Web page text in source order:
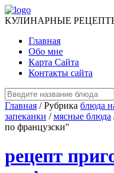
КУЛИНАРНЫЕ
Главная
Обо мне
Карта Сайта
Контакты сайта
Главная / Рубрика блюда
запеканки /мясные блюда
по французски"
рецепт